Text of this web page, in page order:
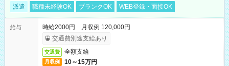
派遣 職種未経験OK ブランクOK WEB登録・面接OK
給与
時給2000円 月収例 120,000円
交通費別途支給あり
交通費 全額支給
月収例 10～15万円